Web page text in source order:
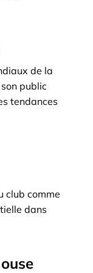
de la
public
tendances
club comme
dans